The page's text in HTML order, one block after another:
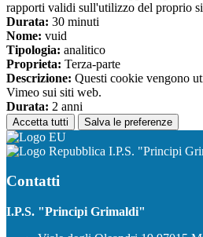
rapporti validi sull'utilizzo del proprio
Durata: 30 minuti
Nome: vuid
Tipologia: analitico
Proprieta: Terza-parte
Descrizione: Questi cookie vengono
Vimeo sui siti web.
Durata: 2 anni
Accetta tutti Salva le preferenze
I.P.S. "Principi
Contatti
I.P.S. "Principi Grimaldi"